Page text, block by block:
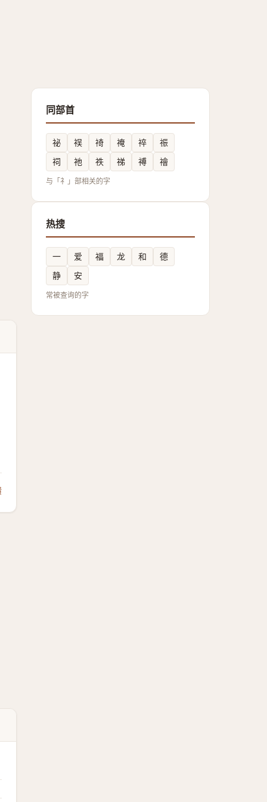
同部首
祕 祦 䄎 䄋 祽
祳
祠
祂 祑 祶 禣 禬
与「礻」部相关的字
热搜
一 爱 福 龙 和
德
静
安
常被查询的字